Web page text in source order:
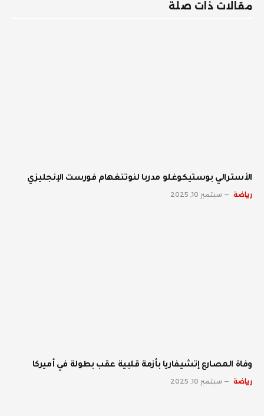
مقالات ذات صلة
الأسترالي بوستيكوغلو مدربا لنوتنغهام فورست الإنجليزي
رياضة سبتمبر 10, 2025
وفاة المصارع إتشيفاريا بأزمة قلبية عقب بطولة في أميركا
رياضة سبتمبر 10, 2025